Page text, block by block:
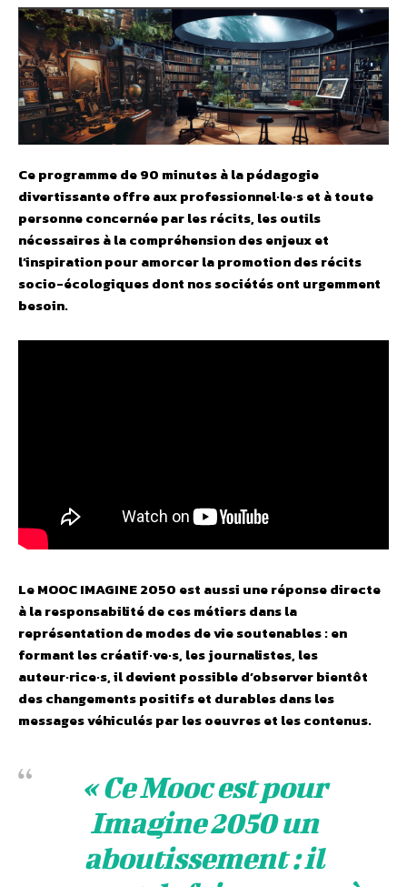
Ce programme de 90 minutes à la pédagogie
divertissante offre aux professionnel·le·s et à toute
personne concernée par les récits, les outils
nécessaires à la compréhension des enjeux et
l’inspiration pour amorcer la promotion des récits
socio-écologiques dont nos sociétés ont urgemment
besoin.
Le MOOC IMAGINE 2050 est aussi une réponse directe
à la responsabilité de ces métiers dans la
représentation de modes de vie soutenables : en
formant les créatif·ve·s, les journalistes, les
auteur·rice·s, il devient possible d’observer bientôt
des changements positifs et durables dans les
messages véhiculés par les oeuvres et les contenus.
« Ce Mooc est pour
Imagine 2050 un
aboutissement : il